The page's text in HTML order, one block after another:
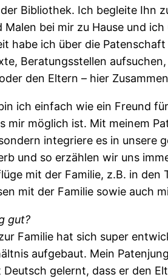
Bibliothek. Ich begleite Ihn
Malen bei mir zu Hause und
habe ich über die
Beratungsstellen
den Eltern – hier
ich einfach wie ein Freund
mir möglich ist. Mit meinem
integriere es in unsere
und so erzählen wir uns
mit der Familie, z.B. in
mit der Familie sowie auch
gut?
Familie hat sich super
aufgebaut. Mein
gelernt, dass er den